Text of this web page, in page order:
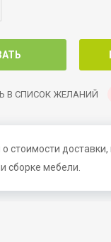
В СПИСОК ЖЕЛАНИЙ
стоимости
сборке мебели.